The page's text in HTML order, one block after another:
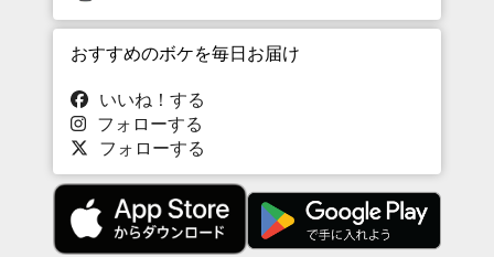
おすすめのボケを毎日お届け
いいね！する
フォローする
フォローする